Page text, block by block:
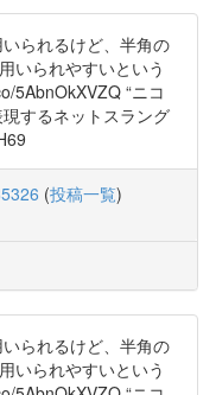
られるけど、半角の
いられやすいという
5AbnOkXVZQ “ニコ
するネットスラング
(投稿一覧)
られるけど、半角の
いられやすいという